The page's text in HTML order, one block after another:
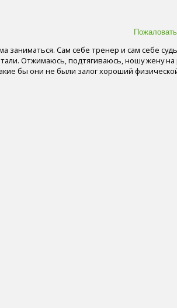
заниматься. Сам себе тренер и сам себе
Отжимаюсь, подтягиваюсь, ношу жену на
бы они не были залог хороший